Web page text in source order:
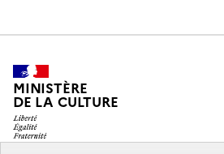
MINISTÈRE
DE LA CULTURE